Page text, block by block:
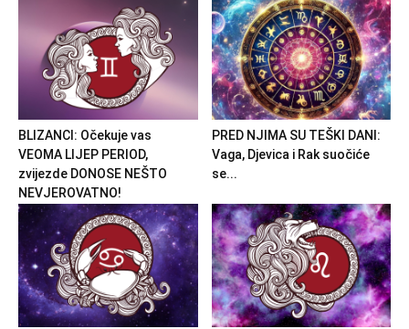
BLIZANCI: Očekuje vas
VEOMA LIJEP PERIOD,
zvijezde DONOSE NEŠTO
NEVJEROVATNO!
PRED NJIMA SU TEŠKI DANI:
Vaga, Djevica i Rak suočiće
se...